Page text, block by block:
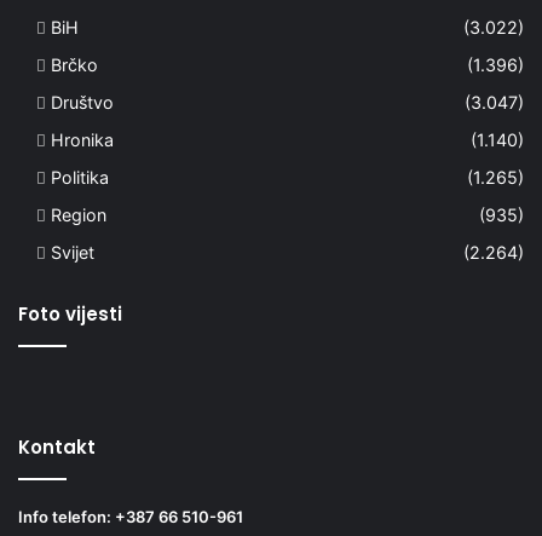
BiH
(3.022)
Brčko
(1.396)
Društvo
(3.047)
Hronika
(1.140)
Politika
(1.265)
Region
(935)
Svijet
(2.264)
Foto vijesti
Kontakt
Info telefon: +387 66 510-961